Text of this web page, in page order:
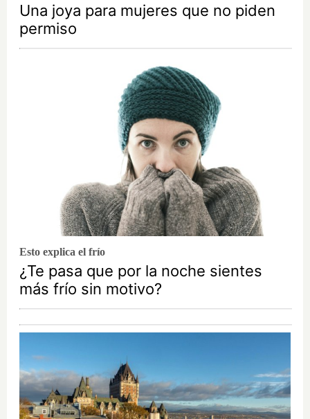
Una joya para mujeres que no piden
permiso
Esto explica el frío
¿Te pasa que por la noche sientes
más frío sin motivo?